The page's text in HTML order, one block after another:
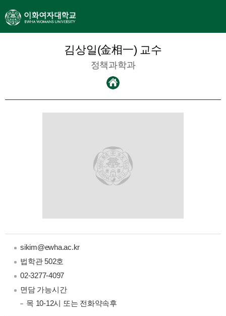
김상일(金相一) 교수
정책과학과
sikim@ewha.ac.kr
법학관 502호
02-3277-4097
면담 가능시간
목 10-12시 또는 전화약속후